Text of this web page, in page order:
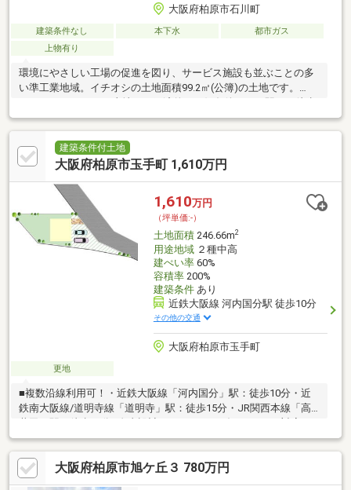
大阪府柏原市石川町
建築条件なし 本下水
都市ガス
上物有り
環境にやさしい工場の促進を図り、サービス施設も並ぶことの多
い準工業地域。イチオシの土地面積99.2㎡(公簿)の土地です。
10分圏内に立地しています。土地購入をお考えの方にイチオシの
売地がこちらです。
建築条件付土地
大阪府柏原市玉手町 1,610万円
1,610万円
（坪単価:-）
土地面積246.66m2
用途地域２種中高
建ぺい率60%
容積率200%
建築条件あり
近鉄大阪線 河内国分駅 徒歩10分
その他の交通
大阪府柏原市玉手町
更地
■複数沿線利用可！・近鉄大阪線「河内国分」駅：徒歩10分・近
鉄南大阪線/道明寺線「道明寺」駅：徒歩15分・JR関西本線「高
井田」駅：徒歩19分■自由設計・オールオーダーシステム対応！
水廻りのカラーセレクト、窓の位置など細かな部分にもこだわれ
ます。■4LDKのプラン例をご用意しています。・カースペース並
列2台分(車種による)・全居室に収納を設けています。■徒歩10分
圏内にスーパー複数有り！小中学校も近く、子育て世帯も暮らし
大阪府柏原市旭ケ丘３ 780万円